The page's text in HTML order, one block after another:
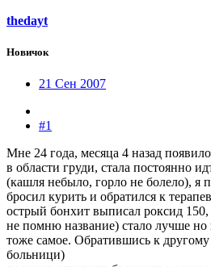
thedayt
Новичок
21 Сен 2007
#1
Мне 24 года, месяца 4 назад
в области груди, стала постоянно
(кашля небыло, горло не болело), я
бросил курить и обратился к
острый бонхит выписал роксид
не помню название) стало лучше но
тоже самое. Обратившись к другому
больници)